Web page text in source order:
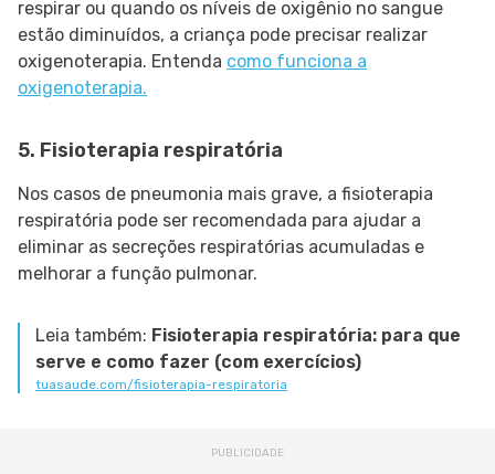
respirar ou quando os níveis de oxigênio no sangue
estão diminuídos, a criança pode precisar realizar
oxigenoterapia. Entenda como funciona a
oxigenoterapia.
5. Fisioterapia respiratória
Nos casos de pneumonia mais grave, a fisioterapia
respiratória pode ser recomendada para ajudar a
eliminar as secreções respiratórias acumuladas e
melhorar a função pulmonar.
Leia também: Fisioterapia respiratória: para que
serve e como fazer (com exercícios)
tuasaude.com/fisioterapia-respiratoria